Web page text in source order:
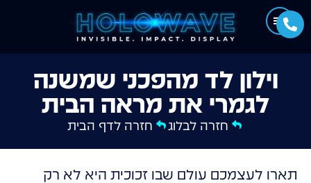
וילון לד מהפכני שמשנה
לגמרי את מראה הבית
חזרה לבלוג חזרה לדף הבית
תארו לעצמכם עולם שבו זכוכית היא לא רק